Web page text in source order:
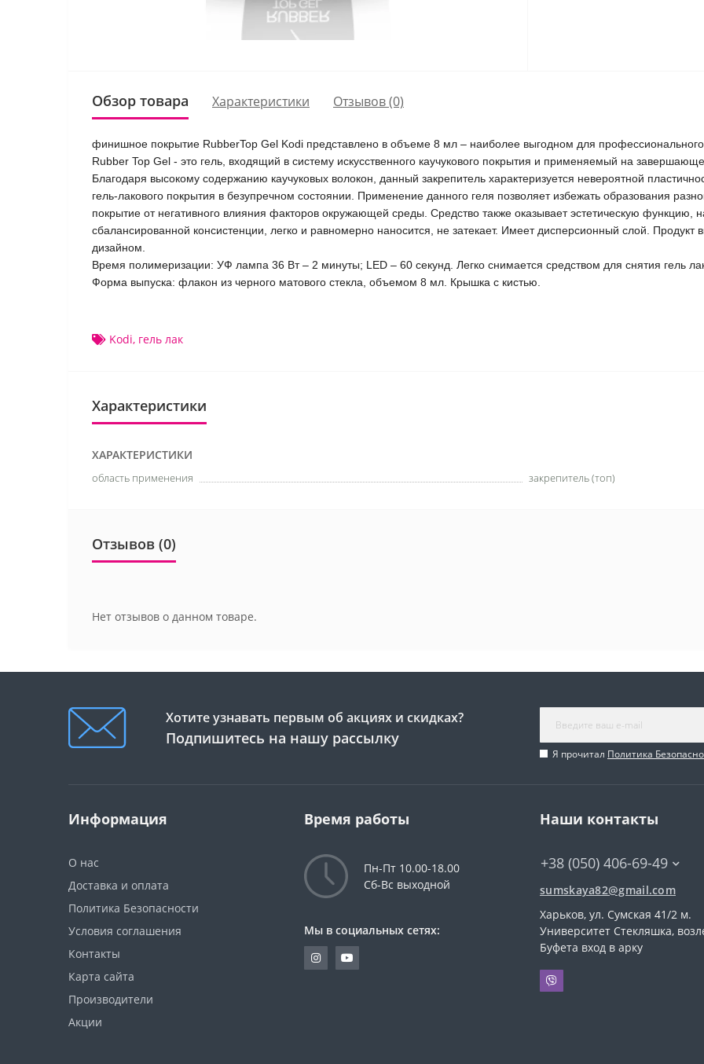
Обзор товара Характеристики Отзывов (0)
финишное покрытие RubberTop Gel Kodi представлено в объеме 8 мл – наиболее выгодном для
Rubber Top Gel - это гель, входящий в систему искусственного каучукового покрытия и применяемый на
Благодаря высокому содержанию каучуковых волокон, данный закрепитель характеризуется невероятной
гель-лакового покрытия в безупречном состоянии. Применение данного геля позволяет избежать образования
покрытие от негативного влияния факторов окружающей среды. Средство также оказывает эстетическую функцию,
сбалансированной консистенции, легко и равномерно наносится, не затекает. Имеет дисперсионный слой.
дизайном.
Время полимеризации: УФ лампа 36 Вт – 2 минуты; LED – 60 секунд. Легко снимается средством для снятия гель
Форма выпуска: флакон из черного матового стекла, объемом 8 мл. Крышка с кистью.
Kodi, гель лак
Характеристики
ХАРАКТЕРИСТИКИ
область применения закрепитель (топ)
Отзывов (0)
Нет отзывов о данном товаре.
Хотите узнавать первым об акциях и скидках?
Подпишитесь на нашу рассылку
Я прочитал Политика
Информация
О нас
Доставка и оплата
Политика Безопасности
Условия соглашения
Контакты
Карта сайта
Производители
Акции
Время работы
Пн-Пт 10.00-18.00
Сб-Вс выходной
Мы в социальных сетях:
Наши контакты
+38 (050) 406-69-49
sumskaya82@gmail.com
Харьков, ул. Сумская 41/2 м.
Университет Стекляшка,
Буфета вход в арку